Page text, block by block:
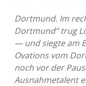
Dortmund. Im
Dortmund“ trug
— und siegte am
Ovations vom
noch vor der
Ausnahmetalent